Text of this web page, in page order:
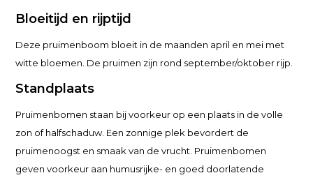
Bloeitijd en rijptijd
Deze pruimenboom bloeit in de maanden april en mei met
witte bloemen. De pruimen zijn rond september/oktober rijp.
Standplaats
Pruimenbomen staan bij voorkeur op een plaats in de volle
zon of halfschaduw. Een zonnige plek bevordert de
pruimenoogst en smaak van de vrucht. Pruimenbomen
geven voorkeur aan humusrijke- en goed doorlatende